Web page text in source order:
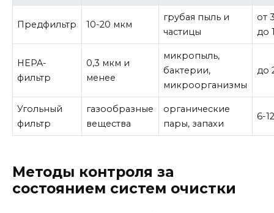
Предфильтр 10-20 мкм
грубая пыль и
частицы
от
до
HEPA-
фильтр
0,3 мкм и
менее
микропыль,
бактерии,
микроорганизмы
до
Угольный
фильтр
газообразные
вещества
органические
пары, запахи
6-
Методы контроля за
состоянием систем очистки